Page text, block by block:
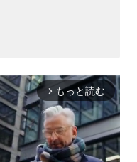
arrow_forward_ios もっと読む